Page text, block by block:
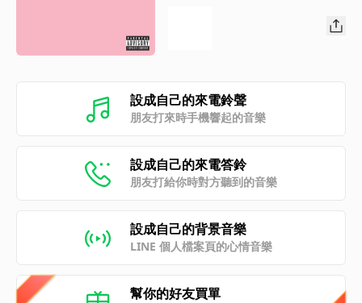
設成自己的來電鈴聲
朋友打來時手機響起的音樂
設成自己的來電答鈴
朋友打給你時對方聽到的音樂
設成自己的背景音樂
LINE 個人檔案頁的心情音樂
幫你的好友買單